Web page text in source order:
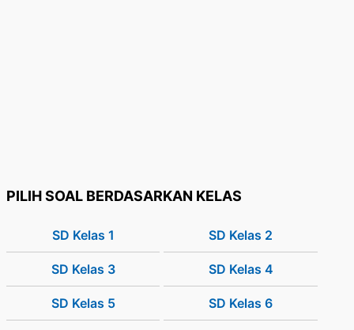
PILIH SOAL BERDASARKAN KELAS
SD Kelas 1 SD Kelas 2
SD Kelas 3 SD Kelas 4
SD Kelas 5 SD Kelas 6